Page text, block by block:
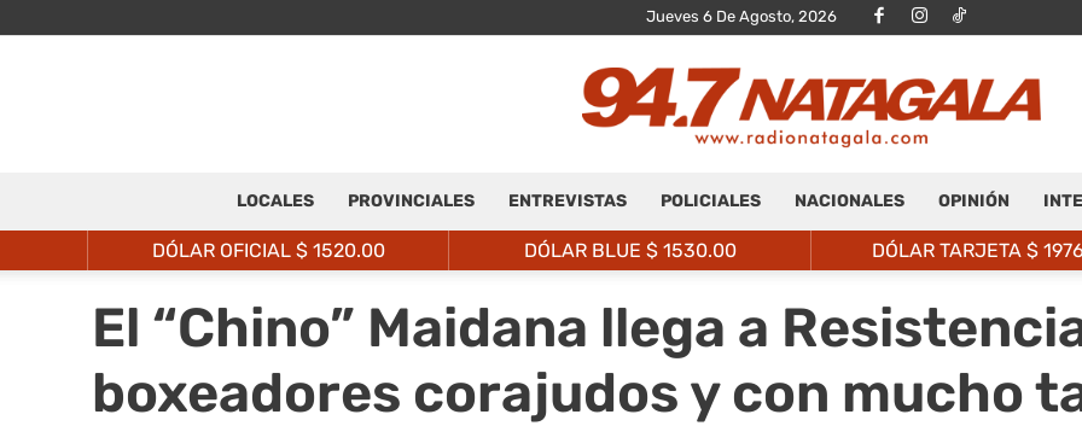
Jueves 6 De Agosto, 2026
Natagalá
LOCALES PROVINCIALES ENTREVISTAS POLICIALES NACIONALES OPINIÓN
DÓLAR OFICIAL $ 1520.00 DÓLAR BLUE $ 1530.00 DÓLAR TARJETA $
El “Chino” Maidana llega a
boxeadores corajudos y con mucho